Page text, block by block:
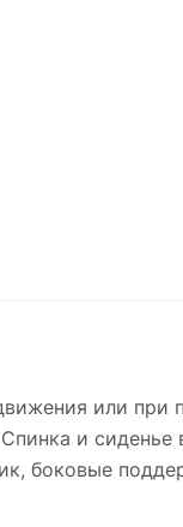
или
и сиденье
боковые